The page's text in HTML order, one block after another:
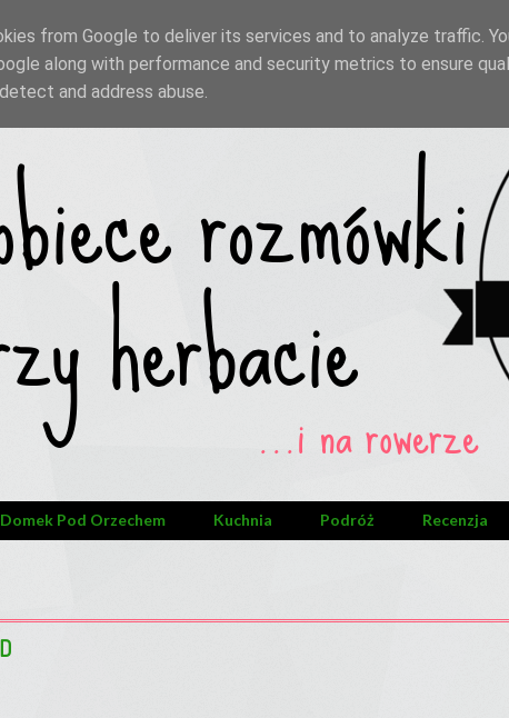
Domek Pod Orzechem Kuchnia Podróż Recenzja
from Google to deliver its services and to analyze traffic.
along with performance and security metrics to ensure
and address abuse.